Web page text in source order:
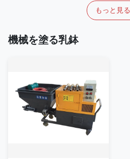
もっと見る
機械を塗る乳鉢